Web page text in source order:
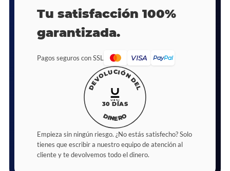
Tu satisfacción 100%
garantizada.
Pagos seguros con SSL VISA PayPal
DEVOLUCIÓN DEL
DINERO
30 DÍAS
Empieza sin ningún riesgo. ¿No estás satisfecho? Solo
tienes que escribir a nuestro equipo de atención al
cliente y te devolvemos todo el dinero.